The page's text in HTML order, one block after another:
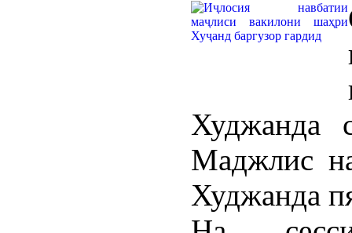
Худжанда
Маджлис
Худжанда